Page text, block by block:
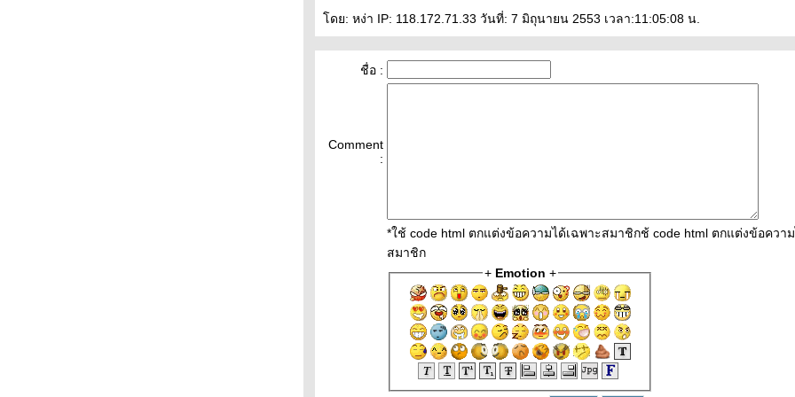
ดย: หง่า IP: 118.172.71.33 วันที่: 7 มิถุนายน 2553 เวลา:11:05:08 น.
ชื่อ :
Comment
:
*ใช้ code html ตกแต่งข้อความได้เฉพาะสมาชิกช้ code html ตกแต่งข้อควา
สมาชิก
+ Emotion +